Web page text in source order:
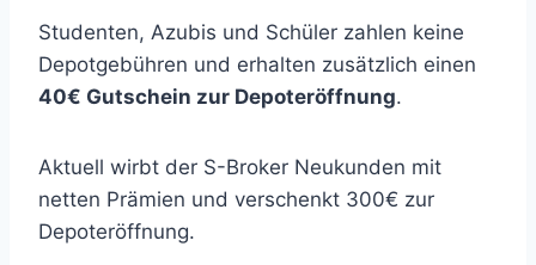
Studenten, Azubis und Schüler zahlen keine
Depotgebühren und erhalten zusätzlich einen
40€ Gutschein zur Depoteröffnung.
Aktuell wirbt der S-Broker Neukunden mit
netten Prämien und verschenkt 300€ zur
Depoteröffnung.